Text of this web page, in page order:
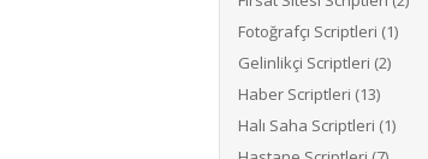
Fotoğrafçı Scriptleri (1)
Gelinlikçi Scriptleri (2)
Haber Scriptleri (13)
Halı Saha Scriptleri (1)